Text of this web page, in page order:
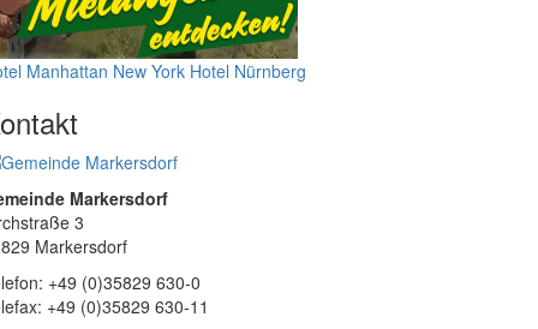
Manhattan New York Hotel Nürnberg
Markersdorf
3
Markersdorf
+49 (0)35829 630-0
+49 (0)35829 630-11